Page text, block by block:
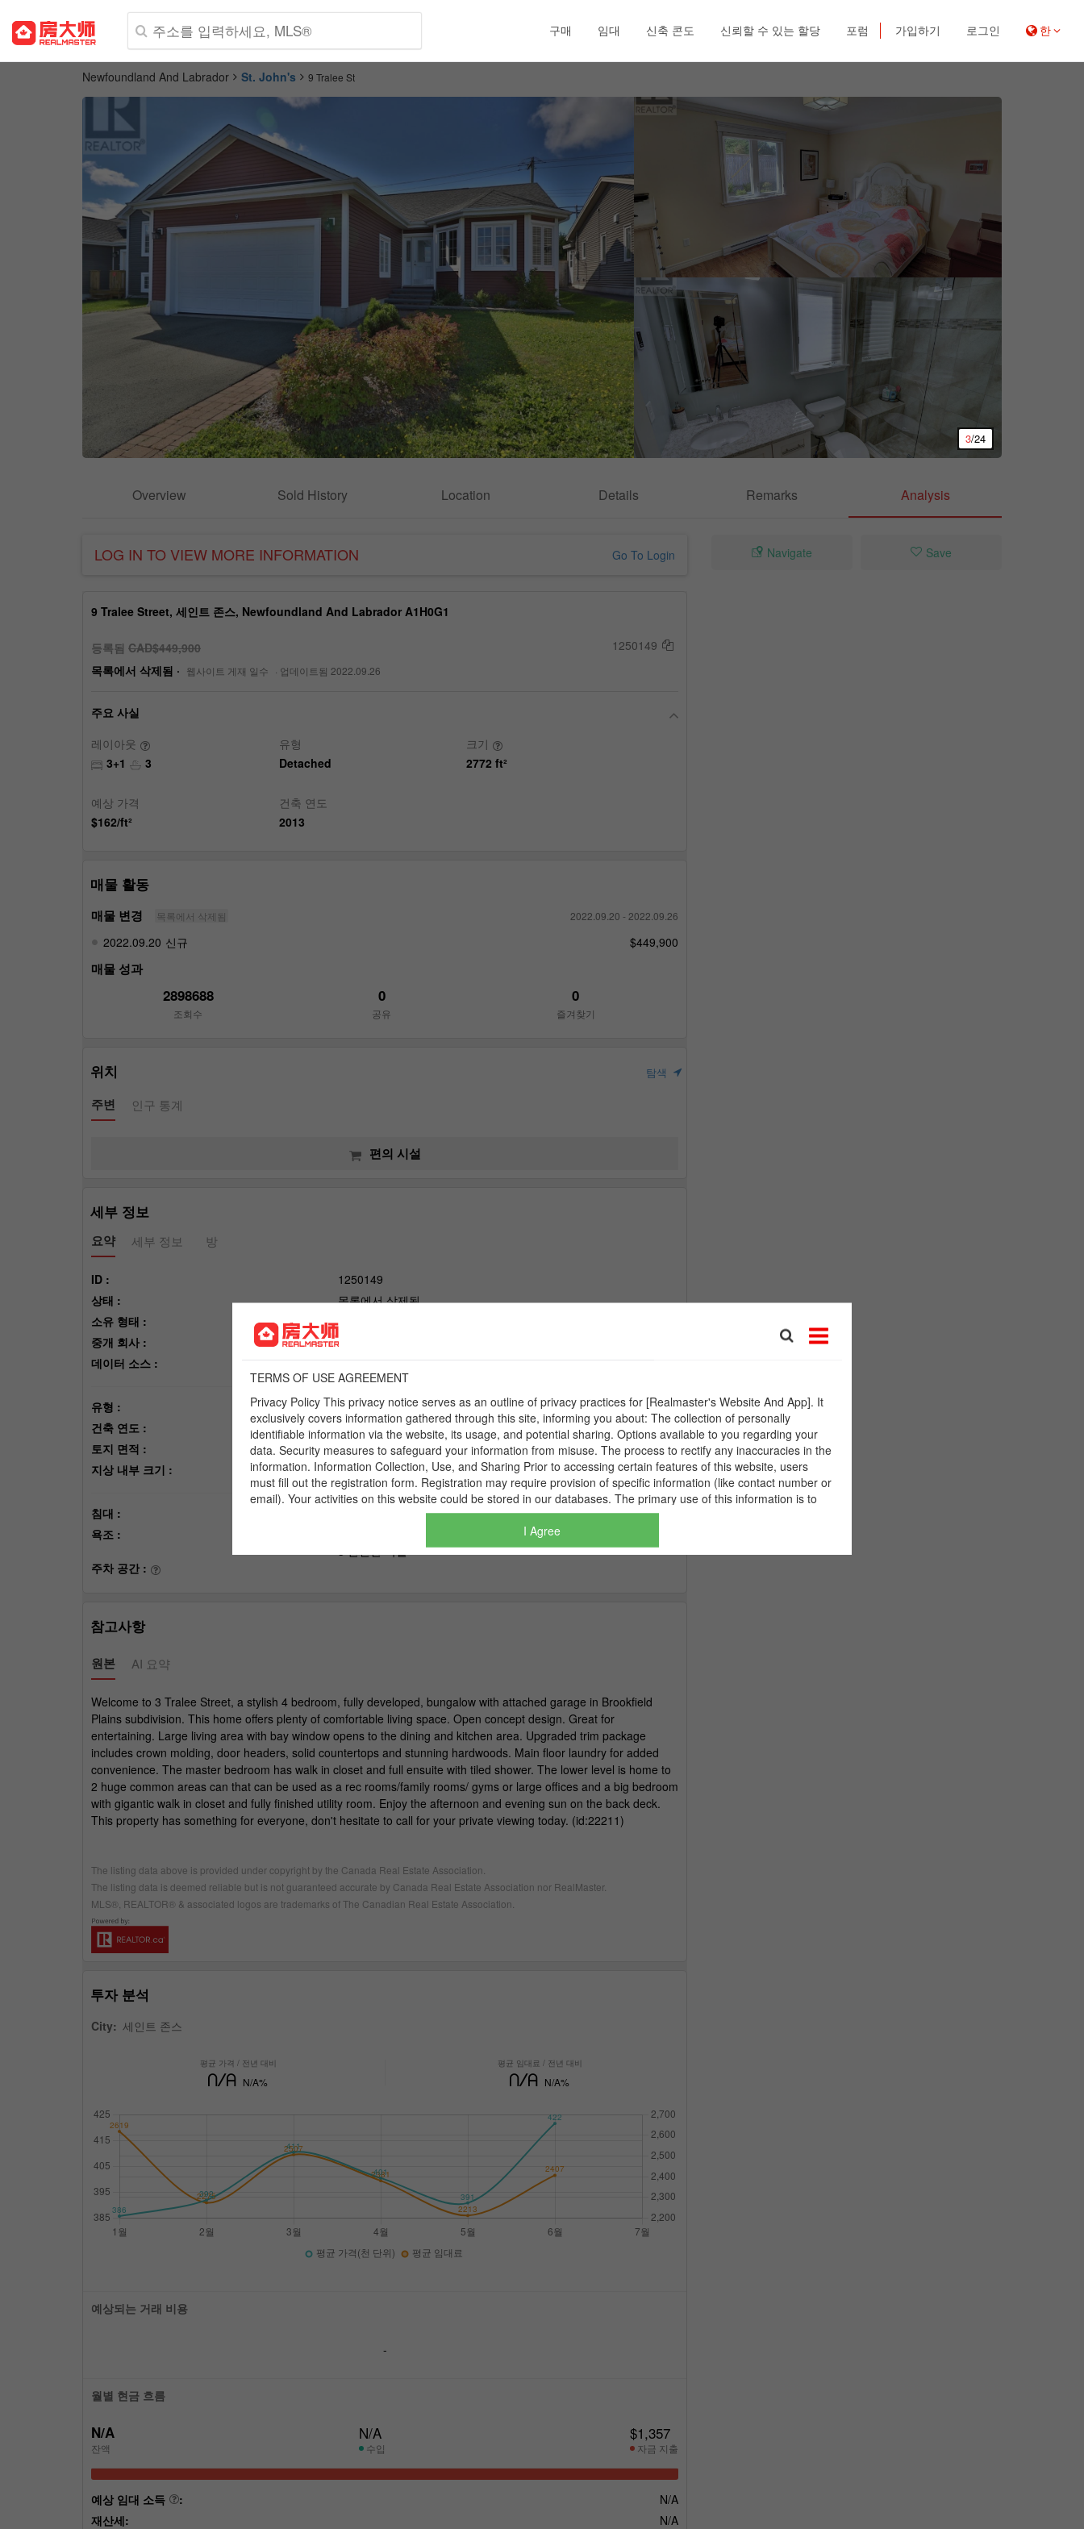
구매 임대 신축 콘도 신뢰할 수 있는 할당 포럼 가입하기 로그인 한
I Agree
Newfoundland And Labrador St. John's 9 Tralee St
3/24
Overview Sold History Location Details Remarks Analysis
LOG IN TO VIEW MORE INFORMATION Go To Login Navigate Save